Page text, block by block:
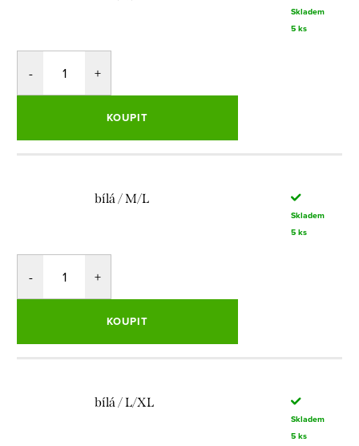
Skladem
5 ks
KOUPIT
bílá / M/L
Skladem
5 ks
KOUPIT
bílá / L/XL
Skladem
5 ks